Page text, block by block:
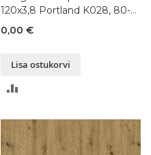
120x3,8 Portland K028, 80-
300x120xK3,8 cm
0,00 €
Lisa ostukorvi